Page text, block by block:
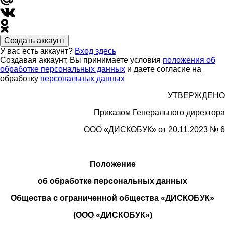
Создать аккаунт
У вас есть аккаунт? Вход здесь
Создавая аккаунт, Вы принимаете условия положения об
обработке персональных данных и даете согласие на
обработку персональных данных
УТВЕРЖДЕНО
Приказом Генерального директора
ООО «ДИСКОБУК» от 20.11.2023 № 6
Положение
об обработке персональных данных
Общества с ограниченной общества «ДИСКОБУК»
(ООО «ДИСКОБУК»)